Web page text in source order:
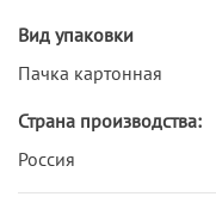
Вид упаковки
Пачка картонная
Страна производства:
Россия